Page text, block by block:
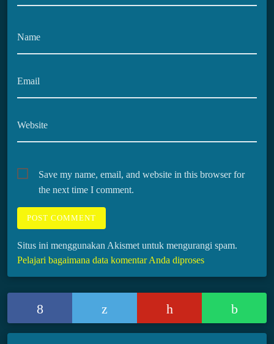
Name
Email
Website
Save my name, email, and website in this browser for
the next time I comment.
Situs ini menggunakan Akismet untuk mengurangi spam.
Pelajari bagaimana data komentar Anda diproses